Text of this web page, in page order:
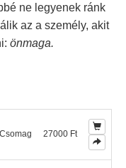
ne legyenek ránk
az a személy, akit
önmaga.
Csomag 27000 Ft